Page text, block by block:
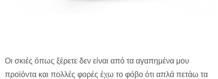
Οι σκιές όπως ξέρετε δεν είναι από τα αγαπημένα μου
προϊόντα και πολλές φορές έχω το φόβο ότι απλά πετάω τα